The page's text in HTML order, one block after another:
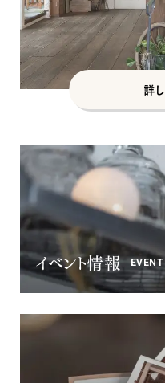
ナチュラル
カントリー
詳
イベント情報 EVENT